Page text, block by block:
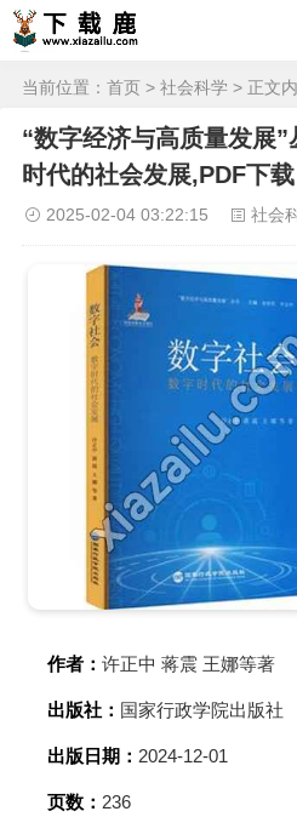
当前位置： 首页 > 社会科学 > 正文
“数字经济与高质量发展
时代的社会发展,PDF下载
2025-02-04 03:22:15 社会
作者： 许正中 蒋震 王娜等著
出版社： 国家行政学院出版社
出版日期： 2024-12-01
页数： 236